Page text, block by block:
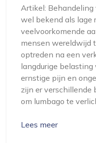
Artikel: Behandeling
wel bekend als lage
veelvoorkomende
mensen wereldwijd
optreden na een
langdurige belasting
ernstige pijn en
zijn er verschillende
om lumbago te
Lees meer